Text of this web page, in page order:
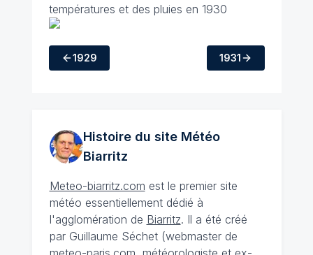
températures et des pluies en 1930
1929 1931
Histoire du site Météo
Biarritz
Meteo-biarritz.com est le premier site
météo essentiellement dédié à
l'agglomération de Biarritz. Il a été créé
par Guillaume Séchet (webmaster de